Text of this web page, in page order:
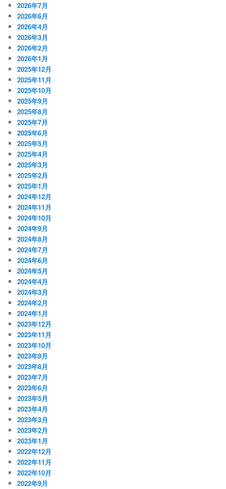
2026年7月
2026年6月
2026年4月
2026年3月
2026年2月
2026年1月
2025年12月
2025年11月
2025年10月
2025年9月
2025年8月
2025年7月
2025年6月
2025年5月
2025年4月
2025年3月
2025年2月
2025年1月
2024年12月
2024年11月
2024年10月
2024年9月
2024年8月
2024年7月
2024年6月
2024年5月
2024年4月
2024年3月
2024年2月
2024年1月
2023年12月
2023年11月
2023年10月
2023年9月
2023年8月
2023年7月
2023年6月
2023年5月
2023年4月
2023年3月
2023年2月
2023年1月
2022年12月
2022年11月
2022年10月
2022年9月